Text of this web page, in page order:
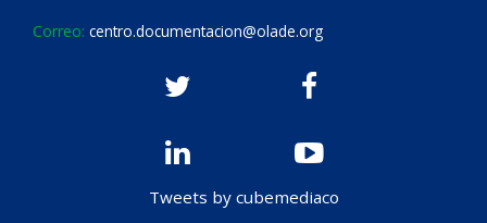
Correo: centro.documentacion@olade.org
Tweets by cubemediaco